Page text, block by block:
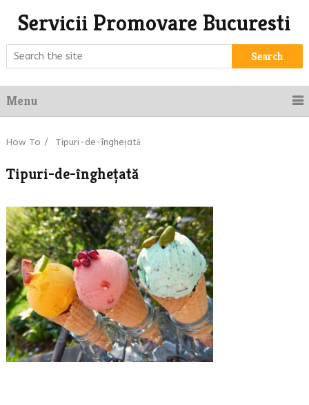
Servicii Promovare Bucuresti
Search
Menu
How To / Tipuri-de-înghețată
Tipuri-de-înghețată